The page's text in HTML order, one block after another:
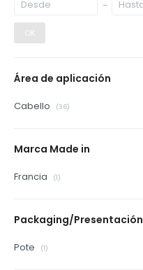
OK
Área de aplicación
Cabello (36)
Marca Made in
Francia (1)
Packaging/Presentación
Pote (1)